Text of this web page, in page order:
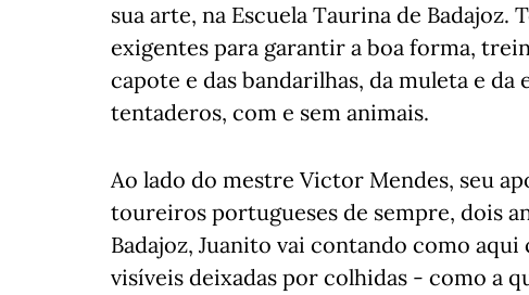
sua arte, na Escuela Taurina de
exigentes para garantir a boa forma,
capote e das bandarilhas, da muleta e da
tentaderos, com e sem animais.
Ao lado do mestre Victor Mendes, seu
toureiros portugueses de sempre, dois
Badajoz, Juanito vai contando como
visíveis deixadas por colhidas - como a